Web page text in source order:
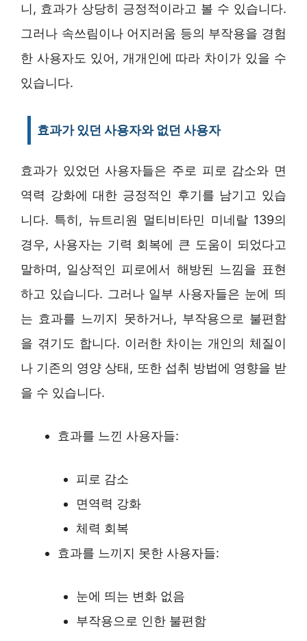
니, 효과가 상당히 긍정적이라고 볼 수 있습니다.
그러나 속쓰림이나 어지러움 등의 부작용을 경험
한 사용자도 있어, 개개인에 따라 차이가 있을 수
있습니다.
효과가 있던 사용자와 없던 사용자
효과가 있었던 사용자들은 주로 피로 감소와 면
역력 강화에 대한 긍정적인 후기를 남기고 있습
니다. 특히, 뉴트리원 멀티비타민 미네랄 139의
경우, 사용자는 기력 회복에 큰 도움이 되었다고
말하며, 일상적인 피로에서 해방된 느낌을 표현
하고 있습니다. 그러나 일부 사용자들은 눈에 띄
는 효과를 느끼지 못하거나, 부작용으로 불편함
을 겪기도 합니다. 이러한 차이는 개인의 체질이
나 기존의 영양 상태, 또한 섭취 방법에 영향을 받
을 수 있습니다.
효과를 느낀 사용자들:
피로 감소
면역력 강화
체력 회복
효과를 느끼지 못한 사용자들:
눈에 띄는 변화 없음
부작용으로 인한 불편함